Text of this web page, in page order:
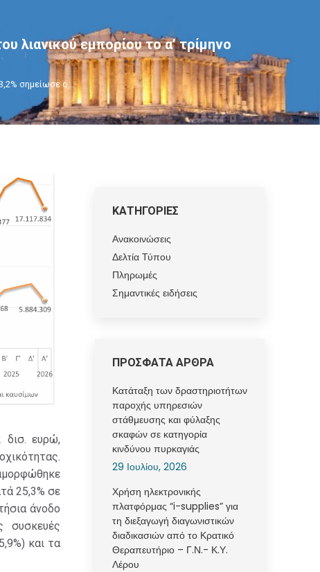
λιανικού εμπορίου το α’ τρίμηνο
σημείωσε ο…
δισ. ευρώ,
25,3% σε
άνοδο
συσκευές
και τα
ΚΑΤΗΓΟΡΙΕΣ
Ανακοινώσεις
Δελτία Τύπου
Πληρωμές
Σημαντικές ειδήσεις
ΠΡΟΣΦΑΤΑ ΑΡΘΡΑ
Κατάταξη των δραστηριοτήτων
παροχής υπηρεσιών
στάθμευσης και φύλαξης
σκαφών σε κατηγορία
κινδύνου πυρκαγιάς
29 Ιουλίου, 2026
Χρήση ηλεκτρονικής
πλατφόρμας “i-supplies” για
τη διεξαγωγή διαγωνιστικών
διαδικασιών από το Κρατικό
Θεραπευτήριο – Γ.Ν.- Κ.Υ.
Λέρου